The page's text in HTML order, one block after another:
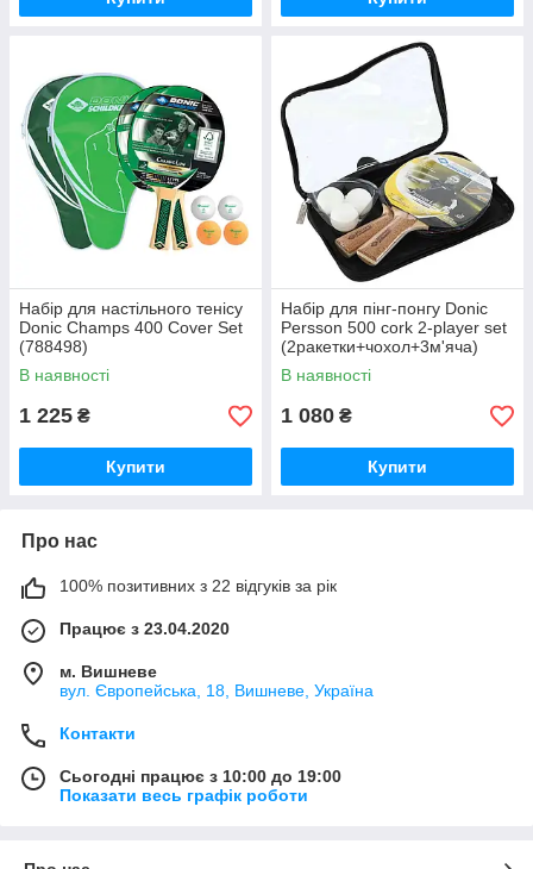
Набір для настільного тенісу
Donic Champs 400 Cover Set
(788498)
В наявності
1 225 ₴
Купити
Набір для пінг-понгу Donic
Persson 500 cork 2-player set
(2ракетки+чохол+3м'яча)
788490
В наявності
1 080 ₴
Купити
Про нас
100% позитивних з 22 відгуків за рік
Працює з 23.04.2020
м. Вишневе
вул. Європейська, 18, Вишневе, Україна
Контакти
Сьогодні працює з 10:00 до 19:00
Показати весь графік роботи